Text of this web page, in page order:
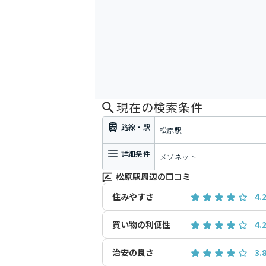
現在の検索条件
路線・駅 松原駅
詳細条件 メゾネット
松原駅周辺の口コミ
住みやすさ
4.2
買い物の利便性 4.2
治安の良さ 3.8